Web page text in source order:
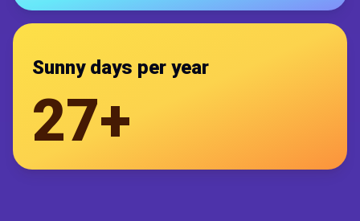
Sunny days per year
27+